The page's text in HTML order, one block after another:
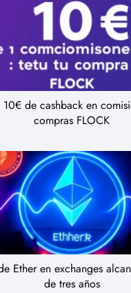
de cashback en
compras FLOCK
Ether en exchanges
de tres años